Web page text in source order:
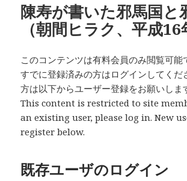
陳寿が書いた邪馬国と
（朝間ヒラク、平成16
このコンテンツは有料会員のみ閲覧可能
すでに登録済みの方はログインしてくだ
方は以下からユーザー登録をお願いしま
This content is restricted to site
an existing user, please log in. New
register below.
既存ユーザのログイン